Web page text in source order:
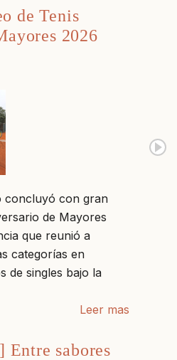
de Tenis
2026
concluyó con gran
de Mayores
que reunió a
categorías en
de singles bajo la
Leer mas
Entre sabores